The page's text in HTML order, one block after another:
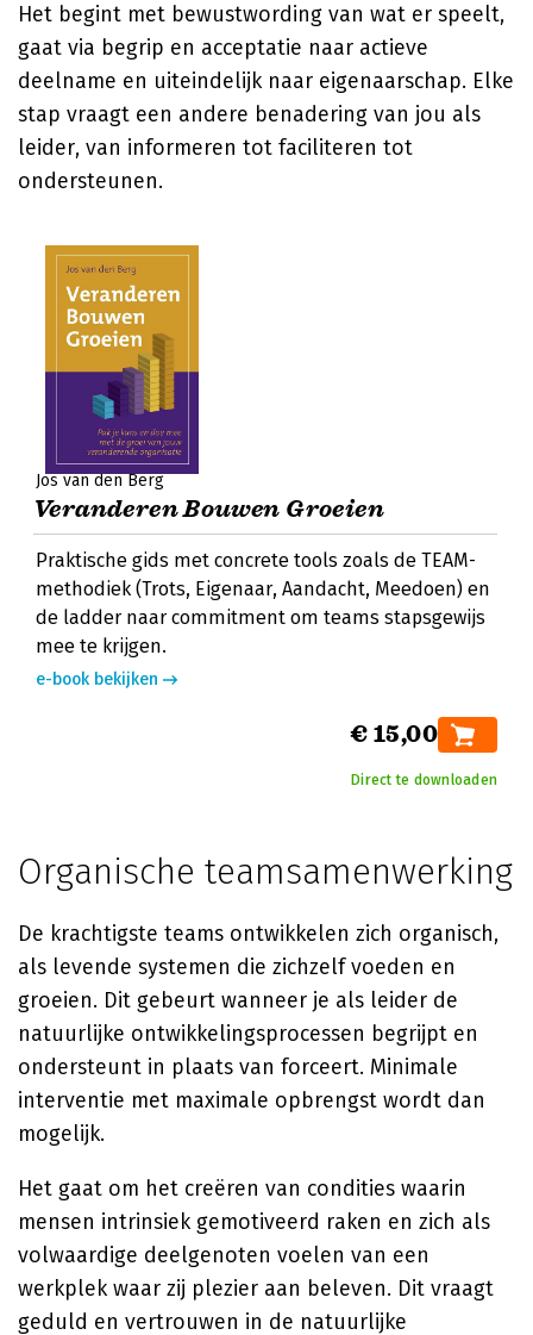
Het begint met bewustwording van wat er speelt,
gaat via begrip en acceptatie naar actieve
deelname en uiteindelijk naar eigenaarschap. Elke
stap vraagt een andere benadering van jou als
leider, van informeren tot faciliteren tot
ondersteunen.
Jos van den Berg
Veranderen Bouwen Groeien
Praktische gids met concrete tools zoals de TEAM-
methodiek (Trots, Eigenaar, Aandacht, Meedoen) en
de ladder naar commitment om teams stapsgewijs
mee te krijgen.
e-book bekijken
€ 15,00
Direct te downloaden
Organische teamsamenwerking
De krachtigste teams ontwikkelen zich organisch,
als levende systemen die zichzelf voeden en
groeien. Dit gebeurt wanneer je als leider de
natuurlijke ontwikkelingsprocessen begrijpt en
ondersteunt in plaats van forceert. Minimale
interventie met maximale opbrengst wordt dan
mogelijk.
Het gaat om het creëren van condities waarin
mensen intrinsiek gemotiveerd raken en zich als
volwaardige deelgenoten voelen van een
werkplek waar zij plezier aan beleven. Dit vraagt
geduld en vertrouwen in de natuurlijke